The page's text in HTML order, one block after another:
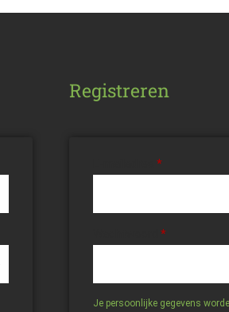
Registreren
*
*
Je persoonlijke gegevens